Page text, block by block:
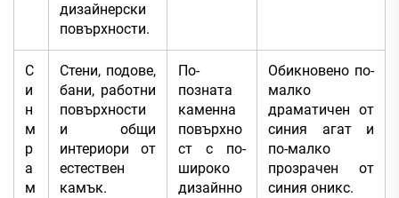
дизайнерски
повърхности.
С
и
н
м
р
а
м
Стени, подове,
бани, работни
повърхности
и общи
интериори от
естествен
камък.
По-
позната
каменна
повърхно
ст с по-
широко
дизайнно
Обикновено по-
малко
драматичен от
синия агат и
по-малко
прозрачен от
синия оникс.